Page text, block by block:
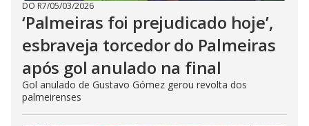
DO R7/05/03/2026
‘Palmeiras foi prejudicado hoje’,
esbraveja torcedor do Palmeiras
após gol anulado na final
Gol anulado de Gustavo Gómez gerou revolta dos
palmeirenses